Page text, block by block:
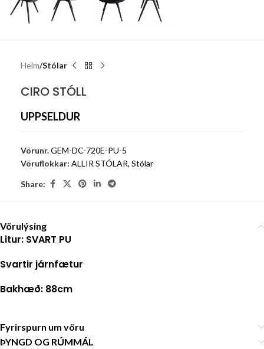
Heim Stólar
CIRO STÓLL
UPPSELDUR
Vörunr.GEM-DC-720E-PU-5
Vöruflokkar: ALLIR STÓLAR, Stólar
Share:
Vörulýsing
Litur: SVART PU
Svartir járnfætur
Bakhæð: 88cm
Fyrirspurn um vöru
ÞYNGD OG RÚMMÁL